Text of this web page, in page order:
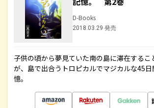
D-Books
2018.03.29 発売
子供の頃から夢見ていた南の島に滞在するこ
が、島で出合うトロピカルでマジカルな45
憶。